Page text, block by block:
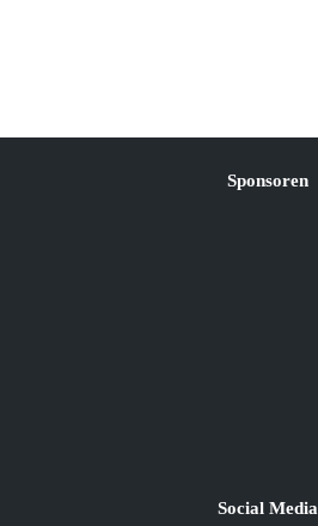
Sponsoren
Social Media